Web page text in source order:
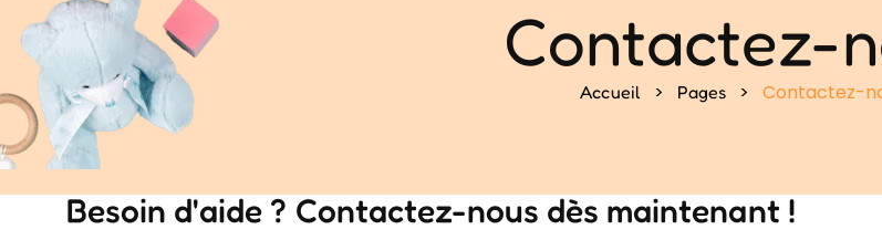
Contactez-
Accueil > Pages > Contactez-
Besoin d'aide ? Contactez-nous dès maintenant !